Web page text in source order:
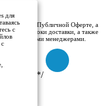
к Публичной Оферте, а
и сроки доставки, а также
нашими менеджерами.
для
с